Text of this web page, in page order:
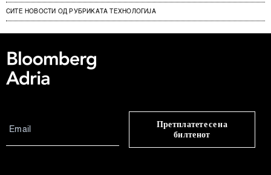
СИТЕ НОВОСТИ ОД РУБРИКАТА ТЕХНОЛОГИЈА
Претплатете се на
билтенот